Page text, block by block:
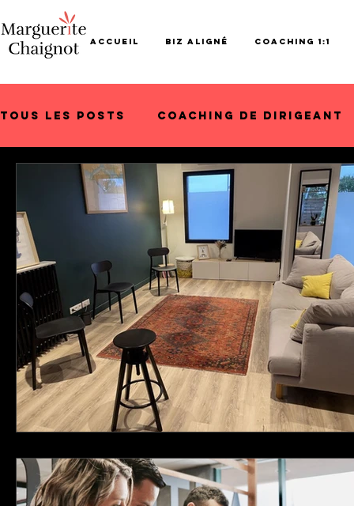
ACCUEIL Biz aligné Coaching 1:1
Tous les posts Coaching de dirigeant